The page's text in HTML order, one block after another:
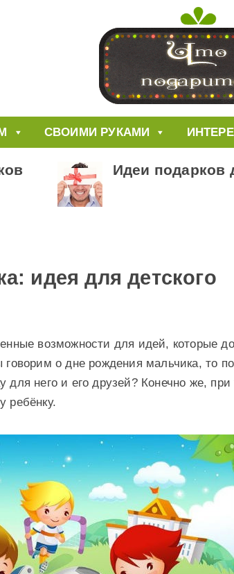
СВОИМИ РУКАМИ
Идеи подарков
идея для детского
возможности для идей, которые
о дне рождения мальчика, то
для него и его друзей? Конечно же,
ребёнку.